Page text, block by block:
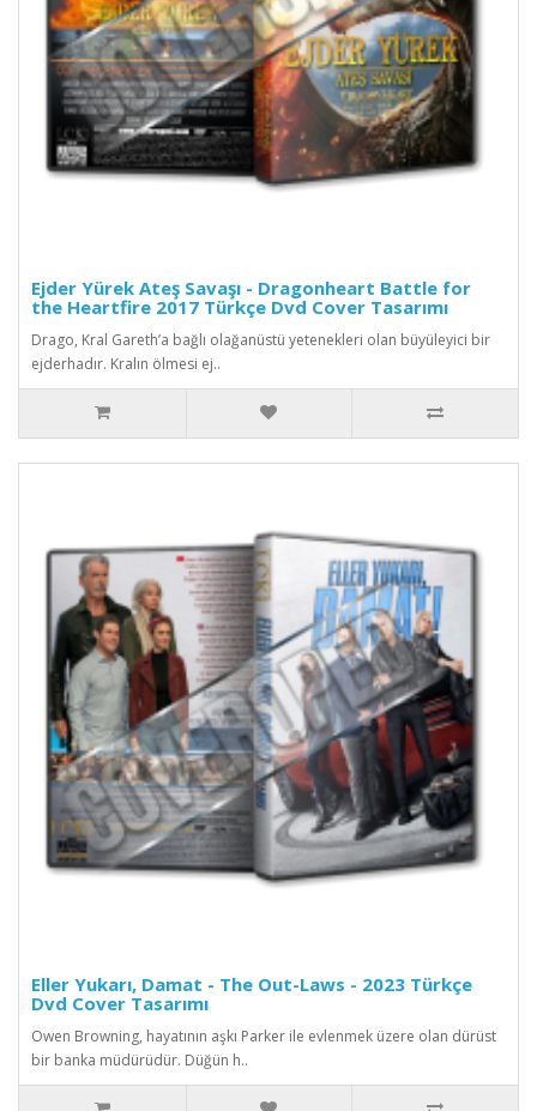
Ejder Yürek Ateş Savaşı - Dragonheart Battle for
the Heartfire 2017 Türkçe Dvd Cover Tasarımı
Drago, Kral Gareth’a bağlı olağanüstü yetenekleri olan büyüleyici bir
ejderhadır. Kralın ölmesi ej..
Eller Yukarı, Damat - The Out-Laws - 2023 Türkçe
Dvd Cover Tasarımı
Owen Browning, hayatının aşkı Parker ile evlenmek üzere olan dürüst
bir banka müdürüdür. Düğün h..